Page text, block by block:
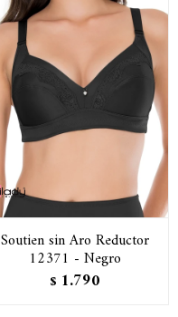
Soutien sin Aro Reductor
12371 - Negro
$ 1.790